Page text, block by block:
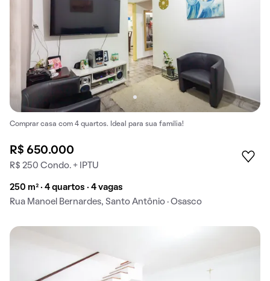
Comprar casa com 4 quartos. Ideal para sua família!
R$ 650.000
R$ 250 Condo. + IPTU
250 m² · 4 quartos · 4 vagas
Rua Manoel Bernardes, Santo Antônio · Osasco